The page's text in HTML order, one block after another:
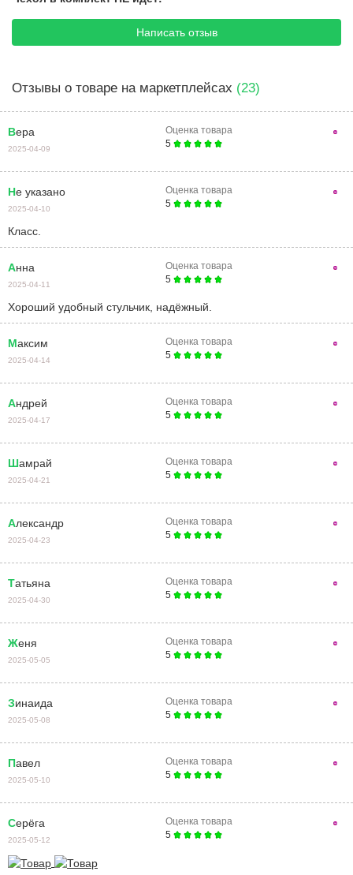
Написать отзыв
Отзывы о товаре на маркетплейсах (23)
Вера
2025-04-09
Оценка товара
5
Не указано
2025-04-10
Оценка товара
5
Класс.
Анна
2025-04-11
Оценка товара
5
хороший удобный стульчик, надёжный.
Максим
2025-04-14
Оценка товара
5
Андрей
2025-04-17
Оценка товара
5
Шамрай
2025-04-21
Оценка товара
5
Александр
2025-04-23
Оценка товара
5
Татьяна
2025-04-30
Оценка товара
5
Женя
2025-05-05
Оценка товара
5
Зинаида
2025-05-08
Оценка товара
5
Павел
2025-05-10
Оценка товара
5
Серёга
2025-05-12
Оценка товара
5